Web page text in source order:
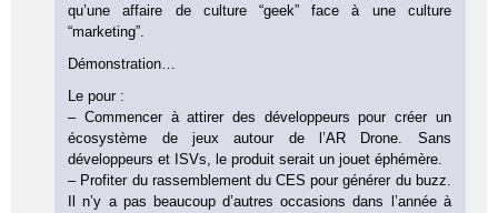
qu’une affaire de culture “geek” face à une culture
“marketing”.
Démonstration…
Le pour :
– Commencer à attirer des développeurs pour créer un
écosystème de jeux autour de l’AR Drone. Sans
développeurs et ISVs, le produit serait un jouet éphémère.
– Profiter du rassemblement du CES pour générer du buzz.
Il n’y a pas beaucoup d’autres occasions dans l’année à